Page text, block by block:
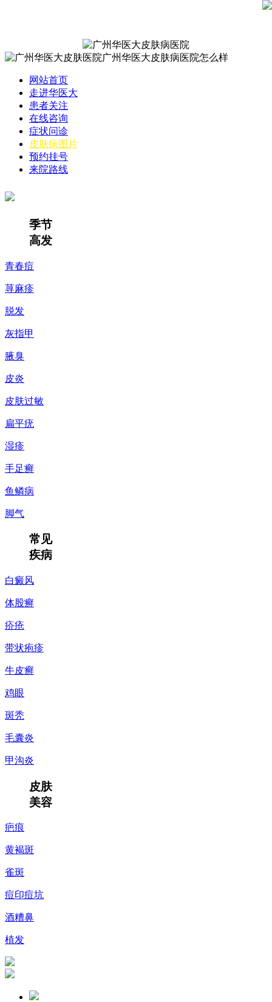
网站首页
走进华医大
患者关注
在线咨询
症状问诊
皮肤病图片
预约挂号
来院路线
季节
高发
青春痘
荨麻疹
脱发
灰指甲
腋臭
皮炎
皮肤过敏
扁平疣
湿疹
手足癣
鱼鳞病
脚气
常见
疾病
白癜风
体股癣
疥疮
带状疱疹
牛皮癣
鸡眼
斑秃
毛囊炎
甲沟炎
皮肤
美容
疤痕
黄褐斑
雀斑
痘印痘坑
酒糟鼻
植发